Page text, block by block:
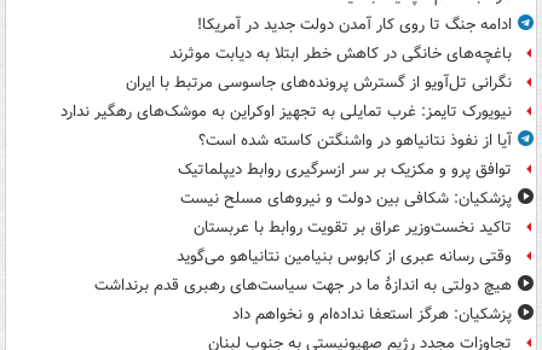
ادامه جنگ تا روی کار آمدن دولت جدید در آمریکا!
باغچه‌های خانگی در کاهش خطر ابتلا به دیابت موثرند
نگرانی تل‌آویو از گسترش پرونده‌های جاسوسی مرتبط با ایران
نیویورک تایمز: غرب تمایلی به تجهیز اوکراین به موشک‌های رهگیر ندارد
آیا از نفوذ نتانیاهو در واشنگتن کاسته شده است؟
توافق پرو و مکزیک بر سر ازسرگیری روابط دیپلماتیک
پزشکیان: شکافی بین دولت و نیروهای مسلح نیست
تاکید نخست‌وزیر عراق بر تقویت روابط با عربستان
وقتی رسانه عبری از کابوس بنیامین نتانیاهو می‌گوید
هیچ دولتی به اندازۀ ما در جهت سیاست‌های رهبری قدم برنداشت
پزشکیان: هرگز استعفا نداده‌ام و نخواهم داد
تجاوزات مجدد رژیم صهیونیستی به جنوب لبنان